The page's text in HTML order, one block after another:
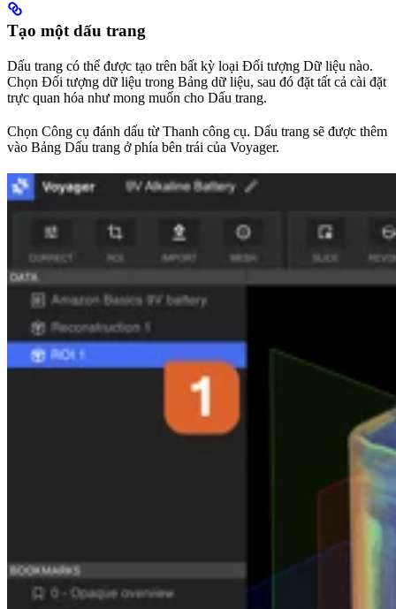
Tạo một dấu trang
Dấu trang có thể được tạo trên bất kỳ loại Đối tượng Dữ liệu nào.
Chọn Đối tượng dữ liệu trong Bảng dữ liệu, sau đó đặt tất cả cài đặt
trực quan hóa như mong muốn cho Dấu trang.
Chọn Công cụ đánh dấu từ Thanh công cụ. Dấu trang sẽ được thêm
vào Bảng Dấu trang ở phía bên trái của Voyager.